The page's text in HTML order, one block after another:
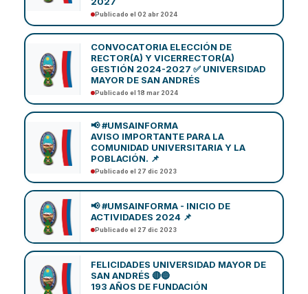
Publicado el 02 abr 2024
CONVOCATORIA ELECCIÓN DE
RECTOR(A) Y VICERRECTOR(A)
GESTIÓN 2024-2027 ✅ UNIVERSIDAD
MAYOR DE SAN ANDRÉS
Publicado el 18 mar 2024
📢 #UMSAINFORMA
AVISO IMPORTANTE PARA LA
COMUNIDAD UNIVERSITARIA Y LA
POBLACIÓN. 📌
Publicado el 27 dic 2023
📢 #UMSAINFORMA - INICIO DE
ACTIVIDADES 2024 📌
Publicado el 27 dic 2023
FELICIDADES UNIVERSIDAD MAYOR DE
SAN ANDRÉS 🔴🔵
193 AÑOS DE FUNDACIÓN